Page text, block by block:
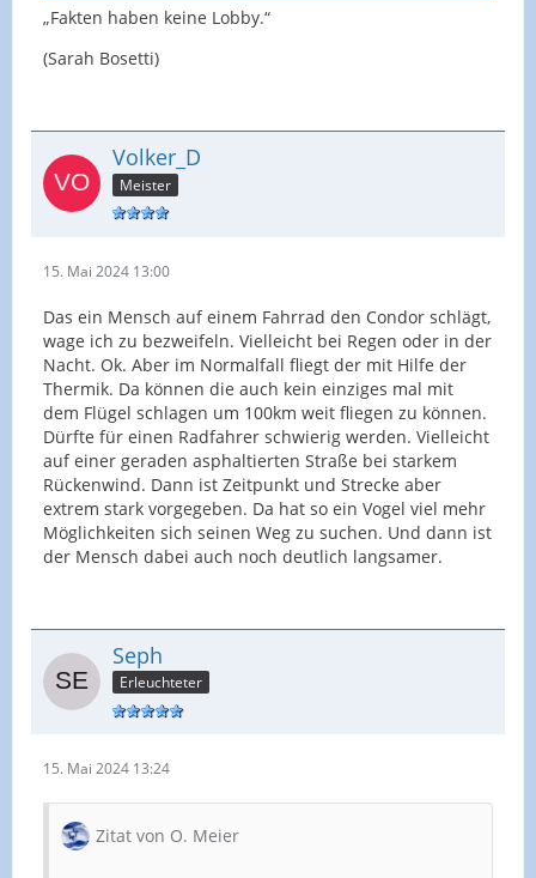
„Fakten haben keine Lobby.“
(Sarah Bosetti)
Volker_D
Meister
15. Mai 2024 13:00
Das ein Mensch auf einem Fahrrad den Condor schlägt,
wage ich zu bezweifeln. Vielleicht bei Regen oder in der
Nacht. Ok. Aber im Normalfall fliegt der mit Hilfe der
Thermik. Da können die auch kein einziges mal mit
dem Flügel schlagen um 100km weit fliegen zu können.
Dürfte für einen Radfahrer schwierig werden. Vielleicht
auf einer geraden asphaltierten Straße bei starkem
Rückenwind. Dann ist Zeitpunkt und Strecke aber
extrem stark vorgegeben. Da hat so ein Vogel viel mehr
Möglichkeiten sich seinen Weg zu suchen. Und dann ist
der Mensch dabei auch noch deutlich langsamer.
Seph
Erleuchteter
15. Mai 2024 13:24
Zitat von O. Meier